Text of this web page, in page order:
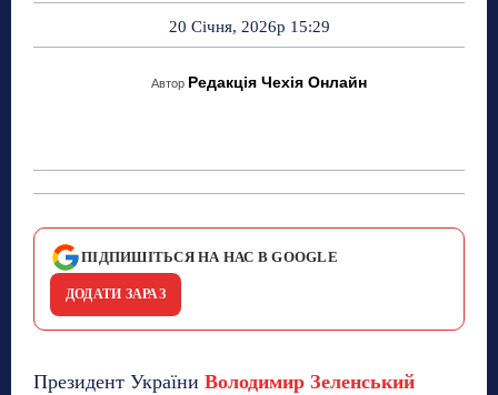
20 Січня, 2026р 15:29
Автор Редакція Чехія Онлайн
ПІДПИШІТЬСЯ НА НАС В GOOGLE
ДОДАТИ ЗАРАЗ
Президент України Володимир Зеленський